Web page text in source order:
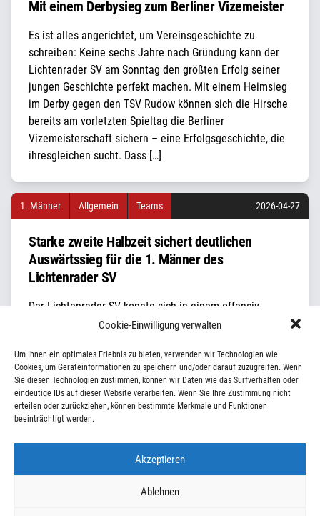
Cookie-Einwilligung verwalten
Um Ihnen ein optimales Erlebnis zu bieten, verwenden wir Technologien wie
Cookies, um Geräteinformationen zu speichern und/oder darauf zuzugreifen. Wenn
Sie diesen Technologien zustimmen, können wir Daten wie das Surfverhalten oder
eindeutige IDs auf dieser Website verarbeiten. Wenn Sie Ihre Zustimmung nicht
erteilen oder zurückziehen, können bestimmte Merkmale und Funktionen
beeinträchtigt werden.
Akzeptieren
Ablehnen
Mit einem Derbysieg zum Berliner Vizemeister
Es ist alles angerichtet, um Vereinsgeschichte zu
schreiben: Keine sechs Jahre nach Gründung kann der
Lichtenrader SV am Sonntag den größten Erfolg seiner
jungen Geschichte perfekt machen. Mit einem Heimsieg
im Derby gegen den TSV Rudow können sich die Hirsche
bereits am vorletzten Spieltag die Berliner
Vizemeisterschaft sichern – eine Erfolgsgeschichte, die
ihresgleichen sucht. Dass […]
1. Männer Allgemein Teams 2026-04-27
Starke zweite Halbzeit sichert deutlichen
Auswärtssieg für die 1. Männer des
Lichtenrader SV
Der Lichtenrader SV konnte sich in einem offensiv
geprägten Auswärtsspiel beim VfV Spandau am Ende
insbesondere in der ersten Halbzeit noch einige Defizite
in der Defensive in Kauf nehmen. Von Beginn an
entwickelte sich eine temporeiche Partie, in der die
Gäste schnell ihren Rhythmus im Angriff fanden und […]
©2026 Lichtenrader SV